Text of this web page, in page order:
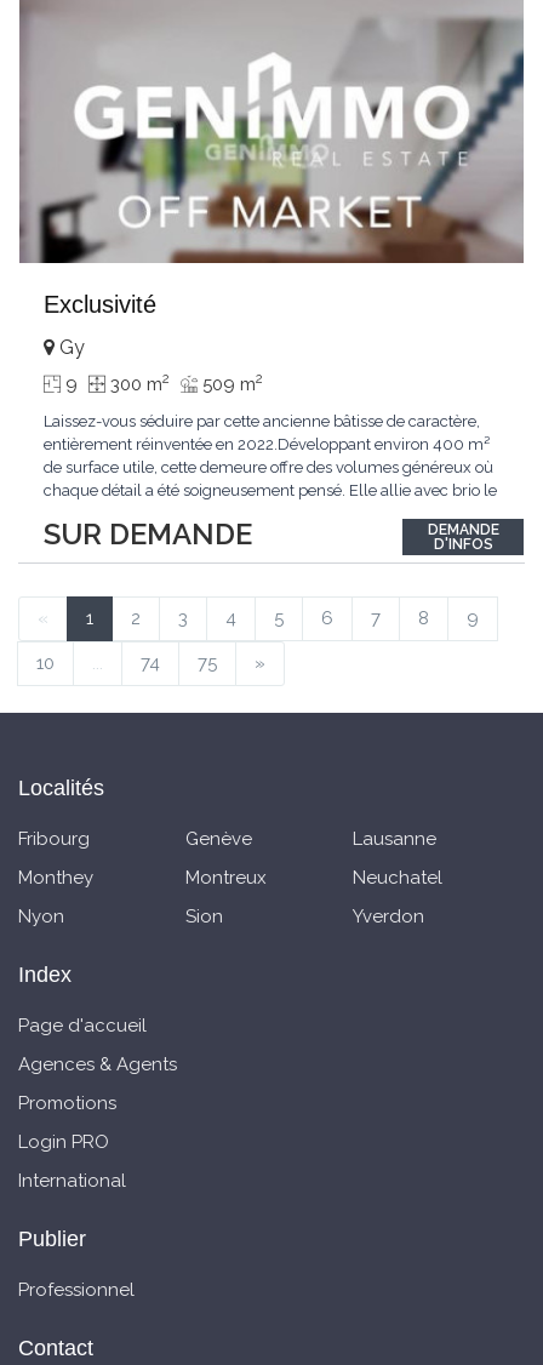
Exclusivité
SUR DEMANDE
Gy
9 300 m2 509 m2
Laissez-vous séduire par cette ancienne bâtisse de caractère,
entièrement réinventée en 2022.Développant environ 400 m²
de surface utile, cette demeure offre des volumes généreux où
chaque détail a été soigneusement pensé. Elle allie avec brio le
contemporaines. Sa distribution harmonieuse et fonctionnelle a
été conçue pour répondre...
DEMANDE
D'INFOS
« 1 2 3 4 5 6 7 8 9
10 ... 74 75 »
Localités
Fribourg Genève
Lausanne
Monthey
Montreux
Neuchatel
Nyon
Sion Yverdon
Index
Page d'accueil
Agences & Agents
Promotions
Login PRO
International
Publier
Professionnel
Contact